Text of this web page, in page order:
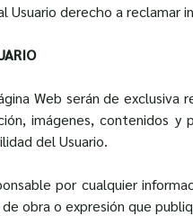
Usuario derecho a reclamar
Web serán de
imágenes, contenidos
del Usuario.
por cualquier
obra o expresión que